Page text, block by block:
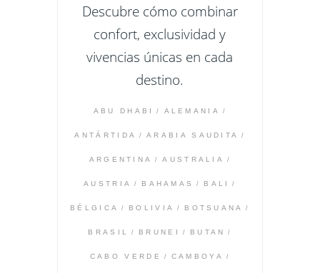
Descubre cómo combinar
confort, exclusividad y
vivencias únicas en cada
destino.
ABU DHABI ALEMANIA
ANTÁRTIDA ARABIA SAUDITA
ARGENTINA AUSTRALIA
AUSTRIA BAHAMAS BALI
BÉLGICA BOLIVIA BOTSUANA
BRASIL BRUNEI BUTAN
CABO VERDE CAMBOYA